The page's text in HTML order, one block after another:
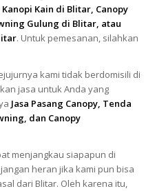
Kain di Blitar, Canopy
Gulung di Blitar, atau
. Untuk pemesanan, silahkan
kami tidak berdomisili di
jasa untuk Anda yang
Jasa Pasang Canopy, Tenda
dan Canopy
menjangkau siapapun di
heran jika kami pun bisa
dari Blitar. Oleh karena itu,